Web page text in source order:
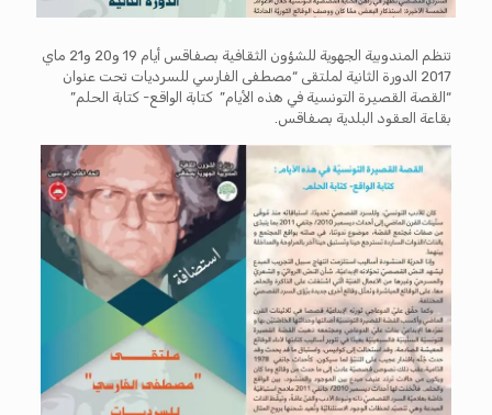
تنظم المندوبية الجهوية للشؤون الثقافية بصفاقس أيام 19 و20 و21 ماي
2017 الدورة الثانية لملتقى “مصطفى الفارسي للسرديات تحت عنوان
“القصة القصيرة التونسية في هذه الأيام” كتابة الواقع- كتابة الحلم”
بقاعة العقود البلدية بصفاقس.